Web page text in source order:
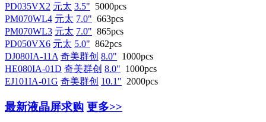
PD035VX2 元太 3.5" 5000pcs
PM070WL4 元太 7.0" 663pcs
PM070WL3 元太 7.0" 865pcs
PD050VX6 元太 5.0" 862pcs
DJ080IA-11A 奇美群创 8.0" 1000pcs
HE080IA-01D 奇美群创 8.0" 1000pcs
EJ101IA-01G 奇美群创 10.1" 2000pcs
最新液晶屏求购 更多>>